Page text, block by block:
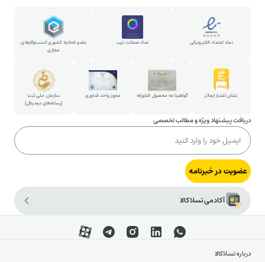
روش خرید قسطی
روش خرید حضوری
استخدام در تسلاکالا
ارتباط با مدیرعامل
نماد اعتماد الکترونیکی نماد ضمانت ترب
عضو اتحادیه کشوری کسب‌وکارهای
مجازی
نشان اعتبار ایمالز گواهینامه محصول فناورانه مجوز واحد فناوری
سازمان ملی ثبت
(رسانه‌های دیجیتال)
دریافت پیشنهاد ویژه و مطالب تخصصی
عضویت در خبرنامه
آکادمی تسلاکالا
درباره تسلاکالا